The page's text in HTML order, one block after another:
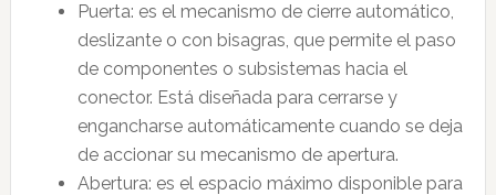
Puerta: es el mecanismo de cierre automático,
deslizante o con bisagras, que permite el paso
de componentes o subsistemas hacia el
conector. Está diseñada para cerrarse y
engancharse automáticamente cuando se deja
de accionar su mecanismo de apertura.
Abertura: es el espacio máximo disponible para